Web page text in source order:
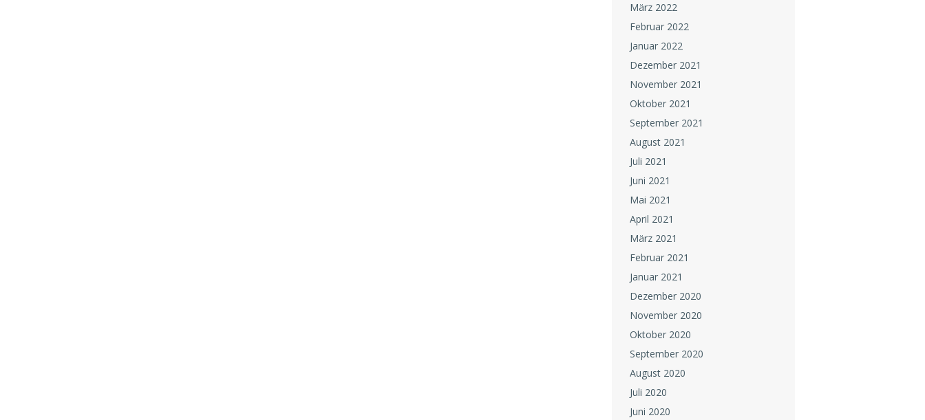
März 2022
Februar 2022
Januar 2022
Dezember 2021
November 2021
Oktober 2021
September 2021
August 2021
Juli 2021
Juni 2021
Mai 2021
April 2021
März 2021
Februar 2021
Januar 2021
Dezember 2020
November 2020
Oktober 2020
September 2020
August 2020
Juli 2020
Juni 2020